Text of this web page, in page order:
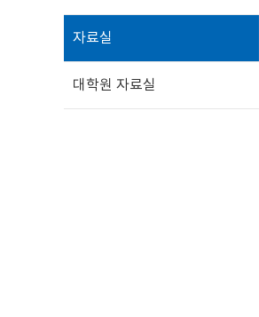
자료실
대학원 자료실